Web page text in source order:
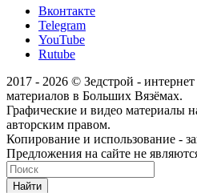
Вконтакте
Telegram
YouTube
Rutube
2017 - 2026 © Зедстрой -
материалов в Больших Вязёмах.
Графические и видео материалы
авторским правом.
Копирование и использование -
Предложения на сайте не
Найти